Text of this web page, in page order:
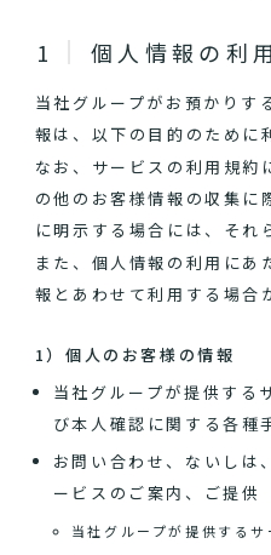
個人情報の利
当社グループがお預かりす
報は、以下の目的のために
なお、サービスの利用規約
の他のお客様情報の収集に
に明示する場合には、それ
また、個人情報の利用にあ
報とあわせて利用する場合
1）個人のお客様の情報
当社グループが提供する
び本人確認に関する各種
お問い合わせ、ないしは
ービスのご案内、ご提供
当社グループが提供する